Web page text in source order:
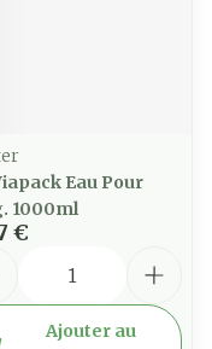
Eau Pour
1000ml
€
Ajouter au